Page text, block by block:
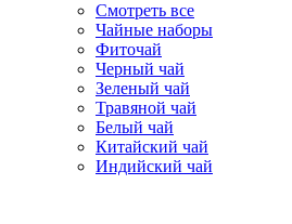
Смотреть все
Чайные наборы
Фиточай
Черный чай
Зеленый чай
Травяной чай
Белый чай
Китайский чай
Индийский чай